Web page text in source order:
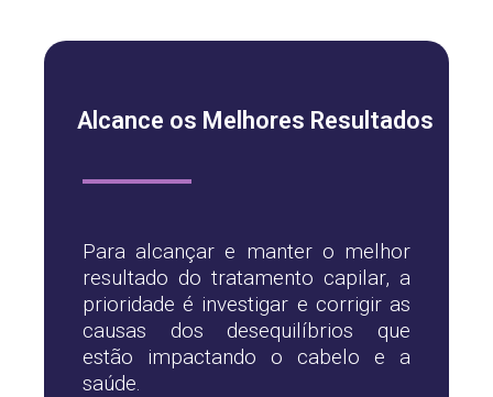
Alcance os Melhores Resultados
Para alcançar e manter o melhor
resultado do tratamento capilar, a
prioridade é investigar e corrigir as
causas dos desequilíbrios que
estão impactando o cabelo e a
saúde.